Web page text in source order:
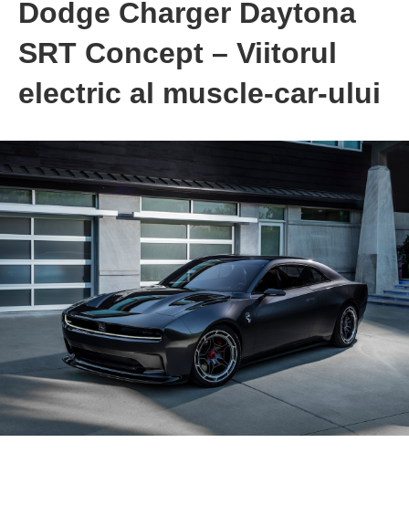
Dodge Charger Daytona
SRT Concept – Viitorul
electric al muscle-car-ului